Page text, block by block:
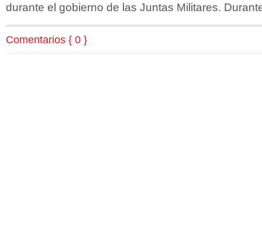
durante el gobierno de las Juntas Militares.
Comentarios { 0 }